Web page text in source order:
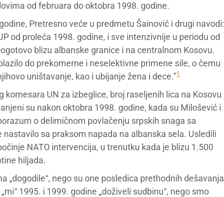
od februara do oktobra 1998. godine.
Pretresno veće u predmetu Šainović i drugi navodi:
od proleća 1998. godine, i sve intenzivnije u periodu od
blizu albanske granice i na centralnom Kosovu.
do prekomerne i neselektivne primene sile, o čemu
uništavanje, kao i ubijanje žena i dece.”1
UN za izbeglice, broj raseljenih lica na Kosovu
su nakon oktobra 1998. godine, kada su Milošević i
o delimičnom povlačenju srpskih snaga sa
sa praksom napada na albanska sela. Usledili
NATO intervencija, u trenutku kada je blizu 1.500
hiljada.
„dogodile“, nego su one posledica prethodnih dešavanja
1995. i 1999. godine „doživeli sudbinu“, nego smo